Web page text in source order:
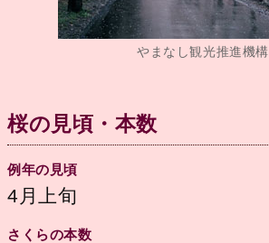
やまなし観光推進機構
桜の見頃・本数
例年の見頃
4月上旬
さくらの本数